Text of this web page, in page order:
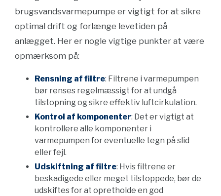
brugsvandsvarmepumpe er vigtigt for at sikre
optimal drift og forlænge levetiden på
anlægget. Her er nogle vigtige punkter at være
opmærksom på:
Rensning af filtre: Filtrene i varmepumpen
bør renses regelmæssigt for at undgå
tilstopning og sikre effektiv luftcirkulation.
Kontrol af komponenter: Det er vigtigt at
kontrollere alle komponenter i
varmepumpen for eventuelle tegn på slid
eller fejl.
Udskiftning af filtre: Hvis filtrene er
beskadigede eller meget tilstoppede, bør de
udskiftes for at opretholde en god